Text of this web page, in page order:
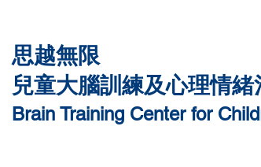
思越無限
兒童大腦訓練及心理情
Brain Training Center for